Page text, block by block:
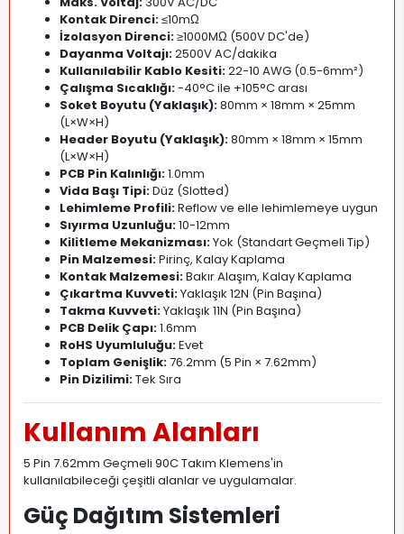
Kontak Direnci:≤10mΩ
İzolasyon Direnci:≥1000MΩ (500V DC'de)
Dayanma Voltajı:2500V AC/dakika
Kullanılabilir Kablo Kesiti:22-10 AWG (0.5-6mm²)
Çalışma Sıcaklığı:-40°C ile +105°C arası
Soket Boyutu (Yaklaşık):80mm × 18mm × 25mm
(L×W×H)
Header Boyutu (Yaklaşık):80mm × 18mm × 15mm
(L×W×H)
PCB Pin Kalınlığı:1.0mm
Vida Başı Tipi:Düz (Slotted)
Lehimleme Profili:Reflow ve elle lehimlemeye uygun
Sıyırma Uzunluğu:10-12mm
Kilitleme Mekanizması:Yok (Standart Geçmeli Tip)
Pin Malzemesi:Pirinç, Kalay Kaplama
Kontak Malzemesi:Bakır Alaşım, Kalay Kaplama
Çıkartma Kuvveti:Yaklaşık 12N (Pin Başına)
Takma Kuvveti:Yaklaşık 11N (Pin Başına)
PCB Delik Çapı:1.6mm
RoHS Uyumluluğu:Evet
Toplam Genişlik:76.2mm (5 Pin × 7.62mm)
Pin Dizilimi:Tek Sıra
Kullanım Alanları
5 Pin 7.62mm Geçmeli 90C Takım Klemens'in
kullanılabileceği çeşitli alanlar ve uygulamalar.
Güç Dağıtım Sistemleri